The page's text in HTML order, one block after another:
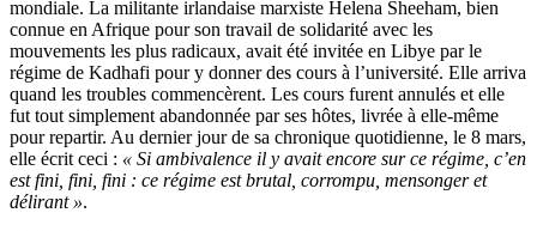
mondiale. La militante irlandaise marxiste Helena Sheeham, bien
connue en Afrique pour son travail de solidarité avec les
mouvements les plus radicaux, avait été invitée en Libye par le
régime de Kadhafi pour y donner des cours à l’université. Elle arriva
quand les troubles commencèrent. Les cours furent annulés et elle
fut tout simplement abandonnée par ses hôtes, livrée à elle-même
pour repartir. Au dernier jour de sa chronique quotidienne, le 8 mars,
elle écrit ceci : « Si ambivalence il y avait encore sur ce régime, c’en
est fini, fini, fini : ce régime est brutal, corrompu, mensonger et
délirant ».